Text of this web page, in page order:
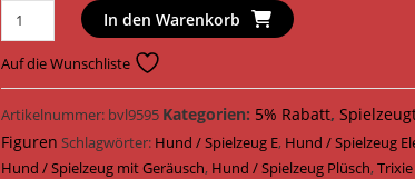
Trixie
Hundespielzeug
Elefant
Plüsch
&
Geräusch
27
In den Warenkorb
Auf die Wunschliste
Artikelnummer: bvl9595 Kategorien: 5% Rabatt,
Figuren Schlagwörter: Hund / Spielzeug E, Hund / Spielzeug
Hund / Spielzeug mit Geräusch, Hund / Spielzeug Plüsch,Trixie